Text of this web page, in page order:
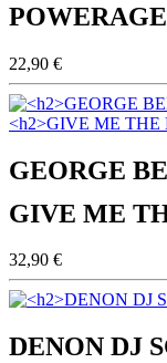
22,90 €
GEORGE
GIVE ME
32,90 €
DENON DJ